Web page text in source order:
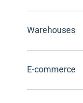
Warehouses
E-commerce